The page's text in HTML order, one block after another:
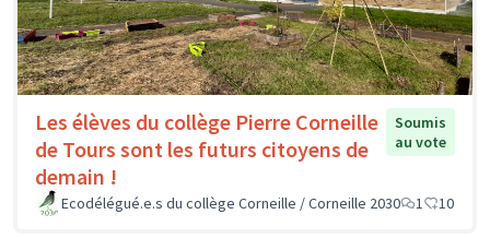
Les élèves du collège Pierre Corneille
de Tours sont les futurs citoyens de
demain !
Soumis
au vote
Ecodélégué.e.s du collège Corneille / Corneille 2030 1 10